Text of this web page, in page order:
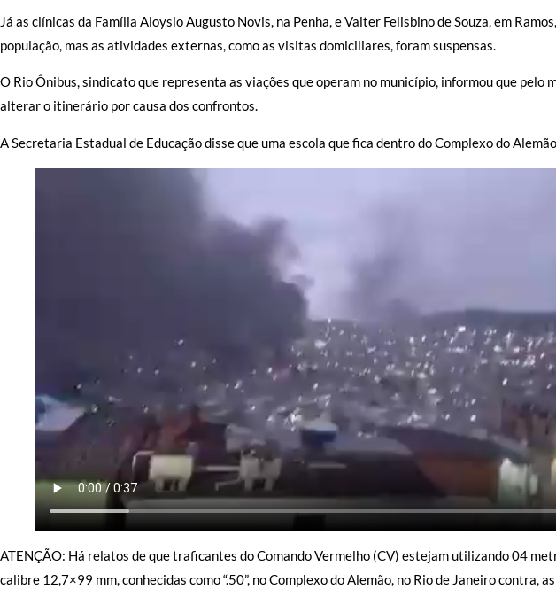
Já as clínicas da Família Aloysio Augusto Novis, na Penha, e Valter Felisbino de Souza, em
população, mas as atividades externas, como as visitas domiciliares, foram suspensas.
O Rio Ônibus, sindicato que representa as viações que operam no município, informou que pelo
alterar o itinerário por causa dos confrontos.
A Secretaria Estadual de Educação disse que uma escola que fica dentro do Complexo do
ATENÇÃO: Há relatos de que traficantes do Comando Vermelho (CV) estejam utilizando 04
calibre 12,7×99 mm, conhecidas como “.50”, no Complexo do Alemão, no Rio de Janeiro contra,